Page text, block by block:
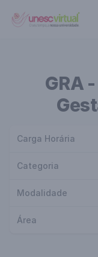
UNESC VIRTUAL
GRA
Carga Horária
Categoria
Modalidade
Área